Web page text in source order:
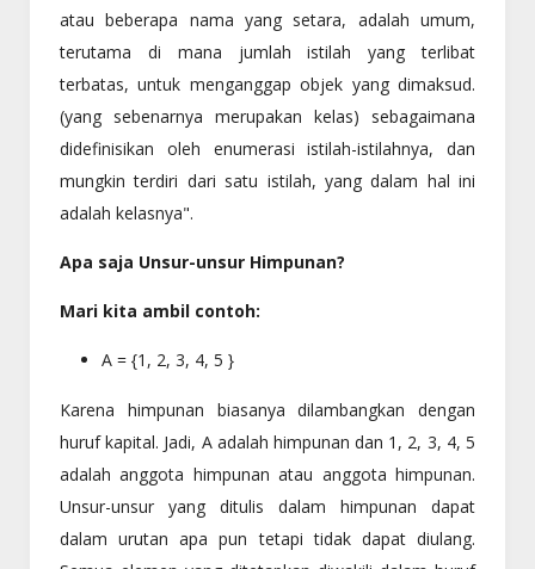
atau beberapa nama yang setara, adalah umum,
terutama di mana jumlah istilah yang terlibat
terbatas, untuk menganggap objek yang dimaksud.
(yang sebenarnya merupakan kelas) sebagaimana
didefinisikan oleh enumerasi istilah-istilahnya, dan
mungkin terdiri dari satu istilah, yang dalam hal ini
adalah kelasnya".
Apa saja Unsur-unsur Himpunan?
Mari kita ambil contoh:
A = {1, 2, 3, 4, 5 }
Karena himpunan biasanya dilambangkan dengan
huruf kapital. Jadi, A adalah himpunan dan 1, 2, 3, 4, 5
adalah anggota himpunan atau anggota himpunan.
Unsur-unsur yang ditulis dalam himpunan dapat
dalam urutan apa pun tetapi tidak dapat diulang.